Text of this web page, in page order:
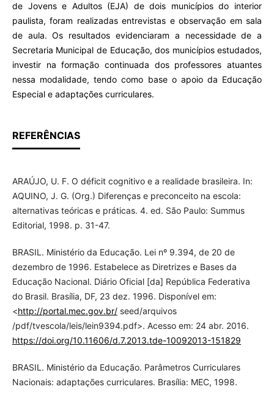
de Jovens e Adultos (EJA) de dois municípios do interior
paulista, foram realizadas entrevistas e observação em sala
de aula. Os resultados evidenciaram a necessidade de a
Secretaria Municipal de Educação, dos municípios estudados,
investir na formação continuada dos professores atuantes
nessa modalidade, tendo como base o apoio da Educação
Especial e adaptações curriculares.
REFERÊNCIAS
ARAÚJO, U. F. O déficit cognitivo e a realidade brasileira. In:
AQUINO, J. G. (Org.) Diferenças e preconceito na escola:
alternativas teóricas e práticas. 4. ed. São Paulo: Summus
Editorial, 1998. p. 31-47.
BRASIL. Ministério da Educação. Lei nº 9.394, de 20 de
dezembro de 1996. Estabelece as Diretrizes e Bases da
Educação Nacional. Diário Oficial [da] República Federativa
do Brasil. Brasília, DF, 23 dez. 1996. Disponível em:
<http://portal.mec.gov.br/seed/arquivos
/pdf/tvescola/leis/lein9394.pdf>. Acesso em: 24 abr. 2016.
https://doi.org/10.11606/d.7.2013.tde-10092013-151829
BRASIL. Ministério da Educação. Parâmetros Curriculares
Nacionais: adaptações curriculares. Brasília: MEC, 1998.